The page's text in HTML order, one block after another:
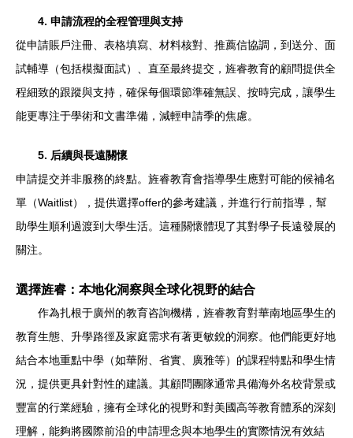
4. 申請流程的全程管理與支持
從申請賬戶注冊、表格填寫、材料核對、推薦信協調，到送分、面
試輔導（包括模擬面試）、直至最終提交，旌睿教育的顧問提供全
程細致的跟蹤與支持，確保每個環節準確無誤、按時完成，讓學生
能更專注于學術和文書準備，減輕申請季的焦慮。
5. 后續與長遠關懷
申請提交并非服務的終點。旌睿教育會指導學生應對可能的候補名
單（Waitlist），提供選擇offer的參考建議，并進行行前指導，幫
助學生順利過渡到大學生活。這種關懷體現了其對學子長遠發展的
關注。
選擇旌睿：本地化洞察與全球化視野的結合
作為扎根于廣州的教育咨詢機構，旌睿教育對華南地區學生的
教育生態、升學路徑及家庭需求有著更敏銳的洞察。他們能更好地
結合本地重點中學（如華附、省實、廣雅等）的課程特點和學生情
況，提供更具針對性的建議。其顧問團隊通常具備海外名校背景或
豐富的行業經驗，擁有全球化的視野和對美國高等教育體系的深刻
理解，能夠將國際前沿的申請理念與本地學生的實際情況有效結